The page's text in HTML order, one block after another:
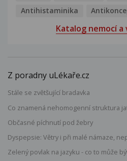
Antihistaminika
Katalog nemocí
Z poradny uLékaře.cz
Stále se zvětšující bradavka
Co znamená nehomogenní struktura
Občasné píchnutí pod žebry
Dyspepsie: Větry i při malé námaze,
Zelený povlak na jazyku - co to může